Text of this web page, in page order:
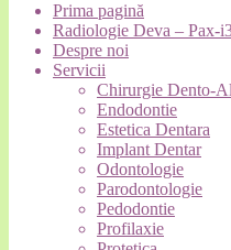
Prima pagină
Radiologie Deva – Pax-
Despre noi
Servicii
Chirurgie Dento-
Endodontie
Estetica Dentara
Implant Dentar
Odontologie
Parodontologie
Pedodontie
Profilaxie